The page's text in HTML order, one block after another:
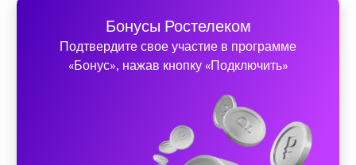
Бонусы Ростелеком
Подтвердите свое участие в программе
«Бонус», нажав кнопку «Подключить»